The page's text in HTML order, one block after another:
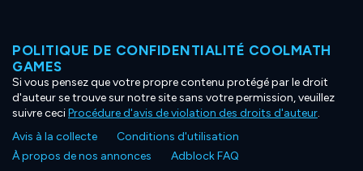
POLITIQUE DE CONFIDENTIALITÉ COOLMATH
GAMES
Si vous pensez que votre propre contenu protégé par le droit
d'auteur se trouve sur notre site sans votre permission, veuillez
suivre ceciProcédure d'avis de violation des droits d'auteur.
Avis à la collecte
Conditions d'utilisation
À propos de nos annonces
Adblock FAQ